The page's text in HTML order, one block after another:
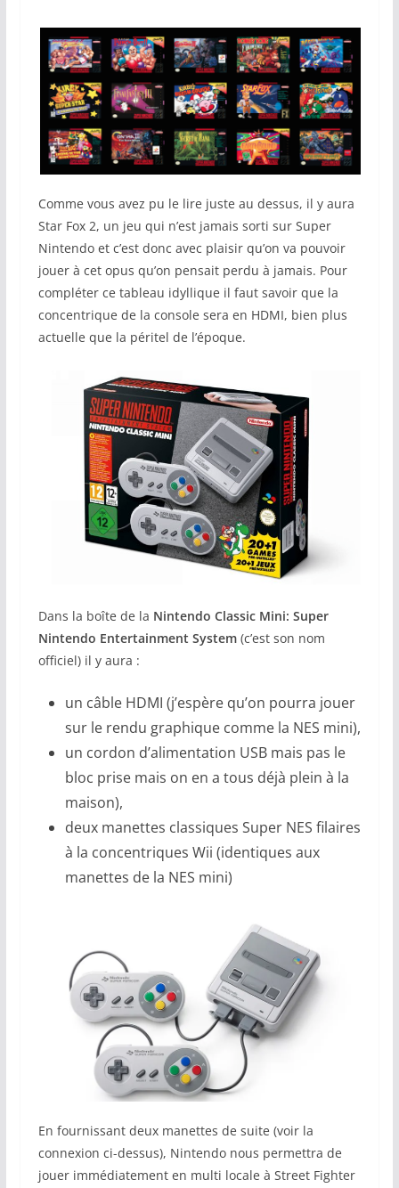
Comme vous avez pu le lire juste au dessus, il y aura
Star Fox 2, un jeu qui n’est jamais sorti sur Super
Nintendo et c’est donc avec plaisir qu’on va pouvoir
jouer à cet opus qu’on pensait perdu à jamais. Pour
compléter ce tableau idyllique il faut savoir que la
concentrique de la console sera en HDMI, bien plus
actuelle que la péritel de l’époque.
Dans la boîte de la Nintendo Classic Mini: Super
Nintendo Entertainment System(c’est son nom
officiel) il y aura :
un câble HDMI (j’espère qu’on pourra jouer
sur le rendu graphique comme la NES mini),
un cordon d’alimentation USB mais pas le
bloc prise mais on en a tous déjà plein à la
maison),
deux manettes classiques Super NES filaires
à la concentriques Wii (identiques aux
manettes de la NES mini)
En fournissant deux manettes de suite (voir la
connexion ci-dessus), Nintendo nous permettra de
jouer immédiatement en multi locale à Street Fighter